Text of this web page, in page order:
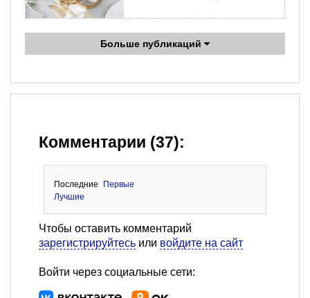
Больше публикаций
Комментарии (37):
Последние
Первые
Лучшие
Чтобы оставить комментарий
зарегистрируйтесь или войдите на сайт
Войти через социальные сети: